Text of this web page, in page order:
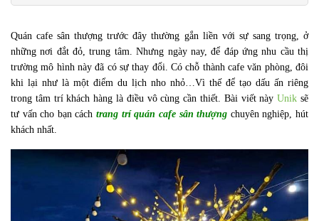
Quán cafe sân thượng trước đây thường gắn liền với sự sang trọng, ở
những nơi đắt đỏ, trung tâm. Nhưng ngày nay, để đáp ứng nhu cầu thị
trường mô hình này đã có sự thay đổi. Có chỗ thành cafe văn phòng, đôi
khi lại như là một điểm du lịch nho nhỏ…Vì thế để tạo dấu ấn riêng
trong tâm trí khách hàng là điều vô cùng cần thiết. Bài viết nàyUnik sẽ
tư vấn cho bạn cáchtrang trí quán cafe sân thượng chuyên nghiệp, hút
khách nhất.